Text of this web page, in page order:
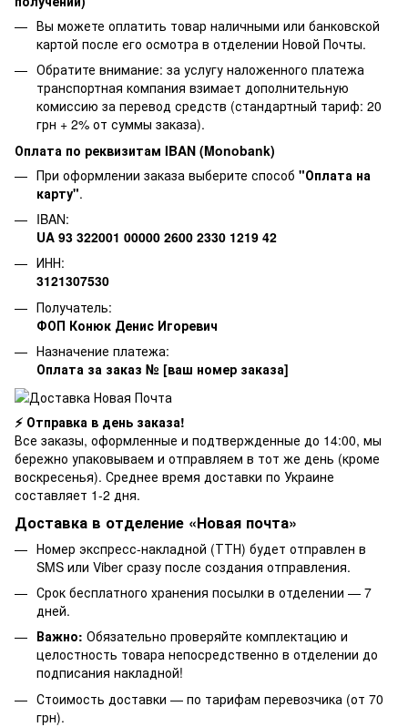
Вы можете оплатить товар наличными или банковской
картой после его осмотра в отделении Новой Почты.
Обратите внимание: за услугу наложенного платежа
транспортная компания взимает дополнительную
комиссию за перевод средств (стандартный тариф: 20
грн + 2% от суммы заказа).
Оплата по реквизитам IBAN (Monobank)
При оформлении заказа выберите способ "Оплата на
карту".
IBAN:
UA 93 322001 00000 2600 2330 1219 42
ИНН:
3121307530
Получатель:
ФОП Конюк Денис Игоревич
Назначение платежа:
Оплата за заказ № [ваш номер заказа]
⚡ Отправка в день заказа!
Все заказы, оформленные и подтвержденные до 14:00, мы
бережно упаковываем и отправляем в тот же день (кроме
воскресенья). Среднее время доставки по Украине
составляет 1-2 дня.
Доставка в отделение «Новая почта»
Номер экспресс-накладной (ТТН) будет отправлен в
SMS или Viber сразу после создания отправления.
Срок бесплатного хранения посылки в отделении — 7
дней.
Важно: Обязательно проверяйте комплектацию и
целостность товара непосредственно в отделении до
подписания накладной!
Стоимость доставки — по тарифам перевозчика (от 70
грн).